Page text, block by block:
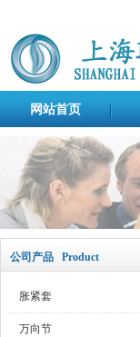
网站首页
公司产品 Product
胀紧套
万向节